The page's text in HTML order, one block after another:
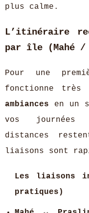
plus calme.
L’itinéraire
par île (Mahé
Pour une
fonctionne très
ambiances en un
vos
distances
liaisons sont
Les liaisons
pratiques)